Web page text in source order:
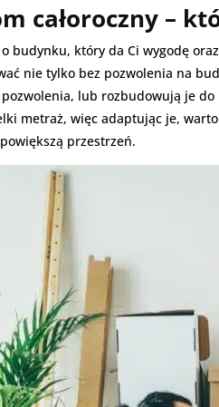
całoroczny –
budynku, który da Ci wygodę
nie tylko bez pozwolenia na
lub rozbudowują je
metraż, więc adaptując je,
przestrzeń.